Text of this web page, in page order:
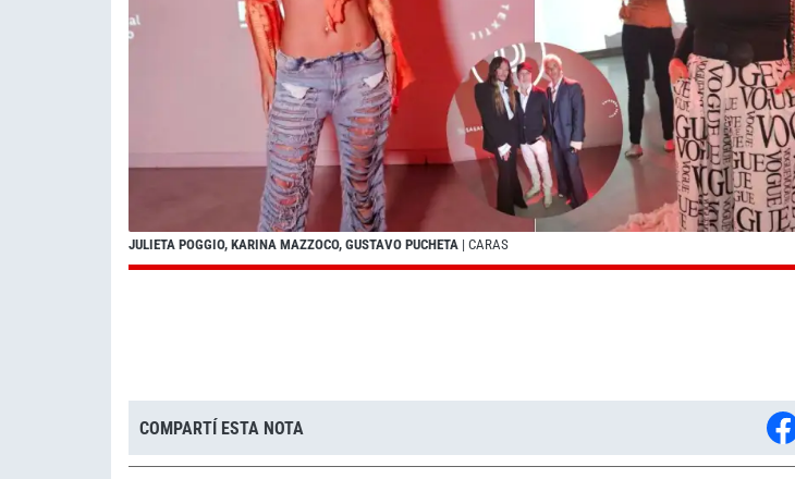
JULIETA POGGIO, KARINA MAZZOCO, GUSTAVO PUCHETA | CARAS
COMPARTÍ ESTA NOTA